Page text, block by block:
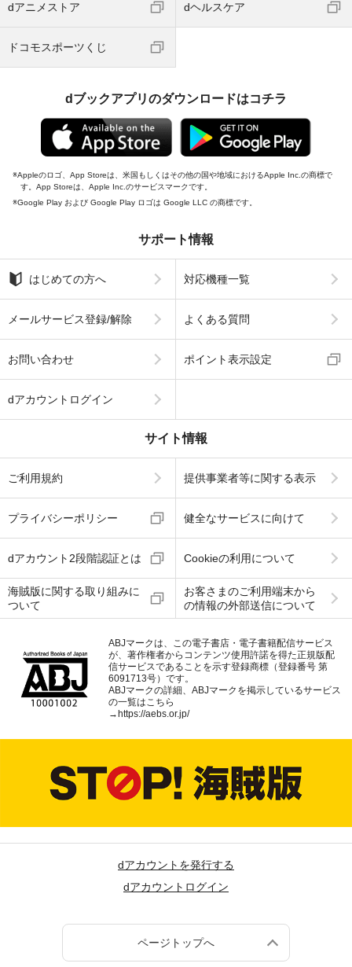
dアニメストア dヘルスケア
ドコモスポーツくじ
dブックアプリのダウンロードはコチラ
Appleのロゴ、App Storeは、米国もしくはその他の国や地域におけるApple Inc.の商標で
す。App Storeは、Apple Inc.のサービスマークです。
Google Play および Google Play ロゴは Google LLC の商標です。
サポート情報
はじめての方へ 対応機種一覧
メールサービス登録/解除 よくある質問
お問い合わせ ポイント表示設定
dアカウントログイン
サイト情報
ご利用規約 提供事業者等に関する表示
プライバシーポリシー 健全なサービスに向けて
dアカウント2段階認証とは Cookieの利用について
海賊版に関する取り組みに
ついて
お客さまのご利用端末から
の情報の外部送信について
ABJマークは、この電子書店・電子書籍配信サービス
が、著作権者からコンテンツ使用許諾を得た正規版配
信サービスであることを示す登録商標（登録番号 第
6091713号）です。
ABJマークの詳細、ABJマークを掲示しているサービス
の一覧はこちら
→ https://aebs.or.jp/
dアカウントを発行する
dアカウントログイン
ページトップへ